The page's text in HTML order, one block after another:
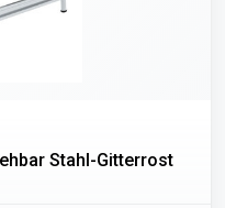
Stahl-Gitterrost